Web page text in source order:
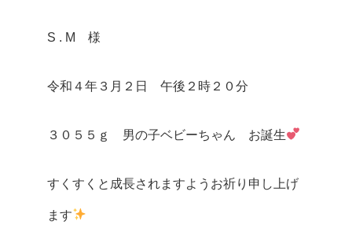
S . M 様
令和４年３月２日 午後２時２０分
３０５５ｇ 男の子ベビーちゃん お誕生
すくすくと成長されますようお祈り申し上げ
ます